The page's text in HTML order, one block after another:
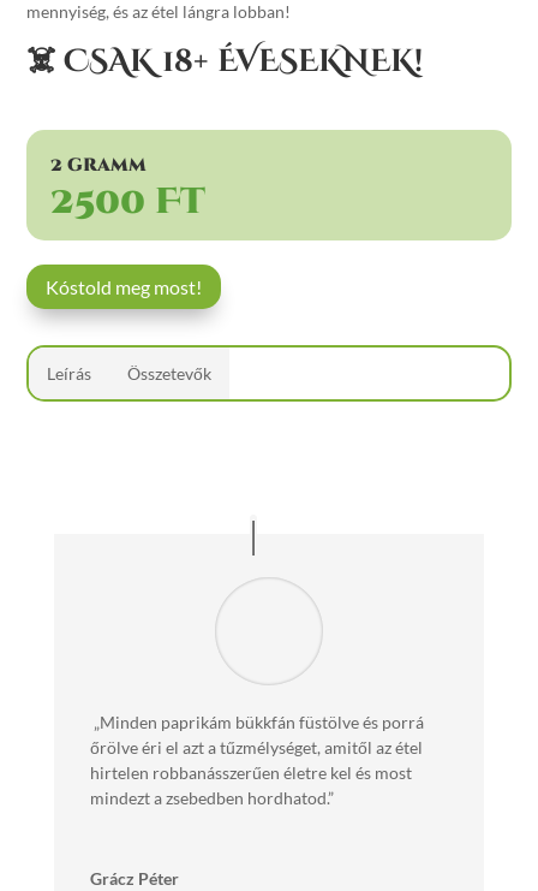
mennyiség, és az étel lángra lobban!
☠️ CSAK 18+ ÉVESEKNEK!
2 gramm
2500 Ft
Kóstold meg most!
Leírás Összetevők
„Minden paprikám bükkfán füstölve és porrá
őrölve éri el azt a tűzmélységet, amitől az étel
hirtelen robbanásszerűen életre kel és most
mindezt a zsebedben hordhatod.”
Grácz Péter